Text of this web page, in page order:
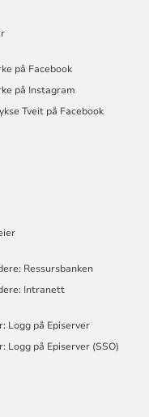
på Facebook
på Instagram
Tveit på Facebook
Ressursbanken
Intranett
Logg på Episerver
Logg på Episerver (SSO)